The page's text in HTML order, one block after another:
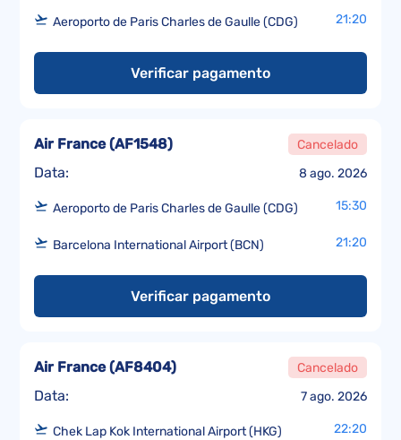
Aeroporto de Paris Charles de Gaulle (CDG) 21:20
Verificar pagamento
Data: 8 ago. 2026
Air France(AF1548) Cancelado
Aeroporto de Paris Charles de Gaulle (CDG) 15:30
Barcelona International Airport (BCN) 21:20
Verificar pagamento
Data: 7 ago. 2026
Air France(AF8404) Cancelado
Chek Lap Kok International Airport (HKG) 22:20